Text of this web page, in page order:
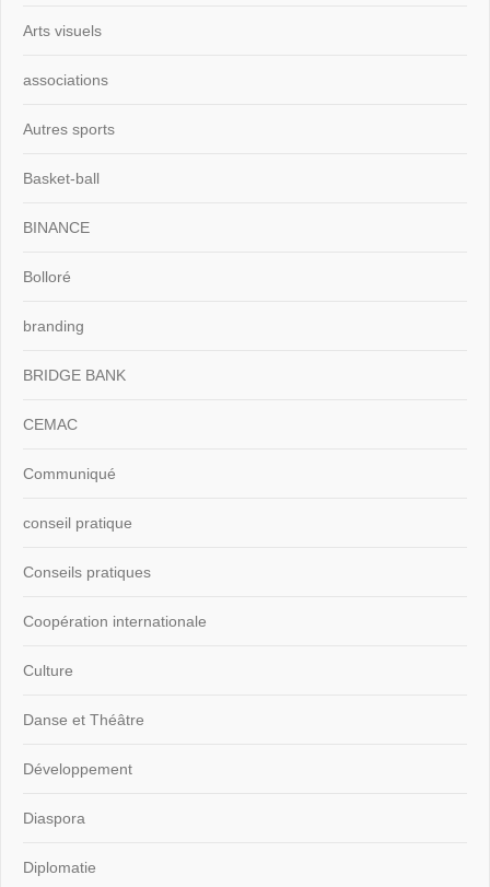
Arts visuels
associations
Autres sports
Basket-ball
BINANCE
Bolloré
branding
BRIDGE BANK
CEMAC
Communiqué
conseil pratique
Conseils pratiques
Coopération internationale
Culture
Danse et Théâtre
Développement
Diaspora
Diplomatie